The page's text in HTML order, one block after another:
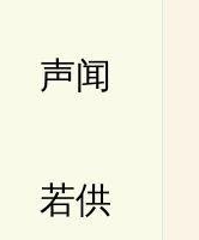
闻
供